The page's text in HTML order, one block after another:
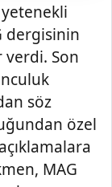
dergisinin
verdi. Son
söz
özel
MAG